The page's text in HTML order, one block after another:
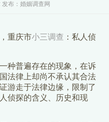
布：婚姻调查网
重庆市小三调查 ：私人侦
种普遍存在的现象，在诉
法律上却尚不承认其合法
游走于法律边缘，限制了
侦探的含义、历史和现